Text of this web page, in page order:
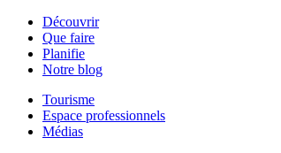
Découvrir
Que faire
Planifie
Notre blog
Tourisme
Espace professionnels
Médias